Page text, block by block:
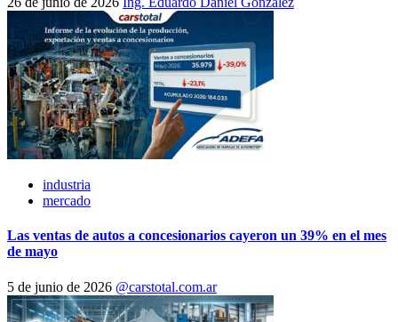
industria
mercado
Las ventas de autos a concesionarios cayeron un 39% en el mes
de mayo
5 de junio de 2026 @carstotal.com.ar